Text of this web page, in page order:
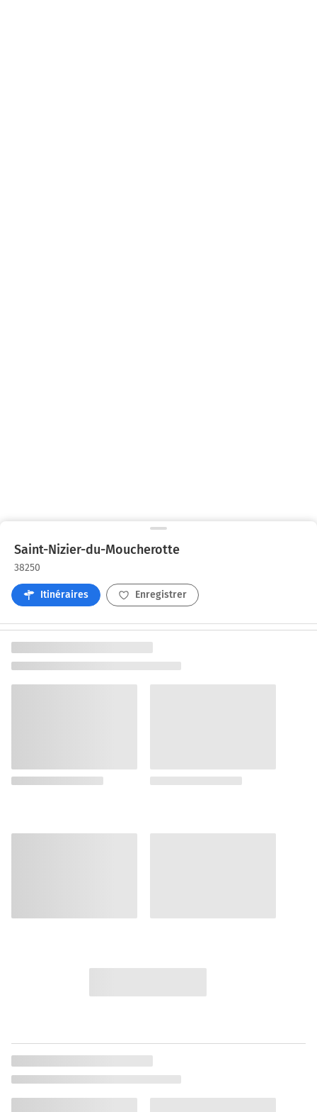
Saint-Nizier-du-Moucherotte
38250
Itinéraires Enregistrer